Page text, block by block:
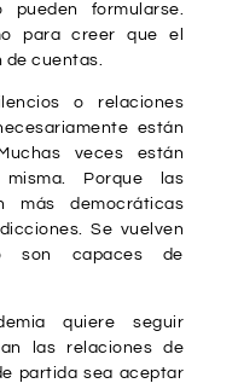
formularse.
para creer que el
de cuentas.
o relaciones
están
veces están
Porque las
más democráticas
Se vuelven
son capaces de
quiere seguir
las relaciones de
partida sea aceptar